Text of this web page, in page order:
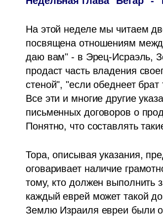
На этой неделе мы читаем
посвящена отношениям
даю вам" - в Эрец-Исраэль,
продаст часть владения
стеной", "если обеднеет
Все эти и многие другие
письменных договоров о
Понятно, что составлять
Тора, описывая указания,
оговаривает наличие
тому, кто должен выполнить
каждый еврей может такой
Землю Израиля евреи были